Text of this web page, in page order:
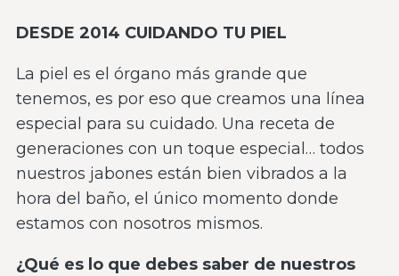
DESDE 2014 CUIDANDO TU PIEL
La piel es el órgano más grande que
tenemos, es por eso que creamos una línea
especial para su cuidado. Una receta de
generaciones con un toque especial… todos
nuestros jabones están bien vibrados a la
hora del baño, el único momento donde
estamos con nosotros mismos.
¿Qué es lo que debes saber de nuestros